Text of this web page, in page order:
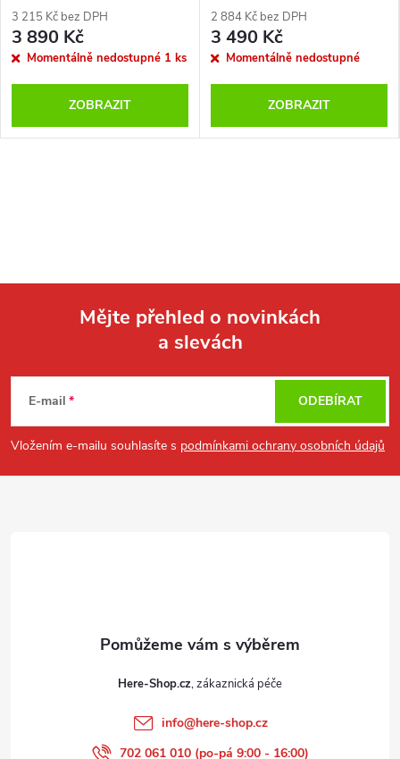
3 215 Kč bez DPH
3 890 Kč
Momentálně nedostupné 1 ks
ZOBRAZIT
2 884 Kč bez DPH
3 490 Kč
Momentálně nedostupné
ZOBRAZIT
p
a
Mějte přehled o novinkách
a slevách
E-mail
Vložením e-mailu souhlasíte s podmínkami ochrany osobních údajů
ODEBÍRAT
Here-Shop.cz
info@here-shop.cz
702 061 010 (po-pá 9:00 - 16:00)